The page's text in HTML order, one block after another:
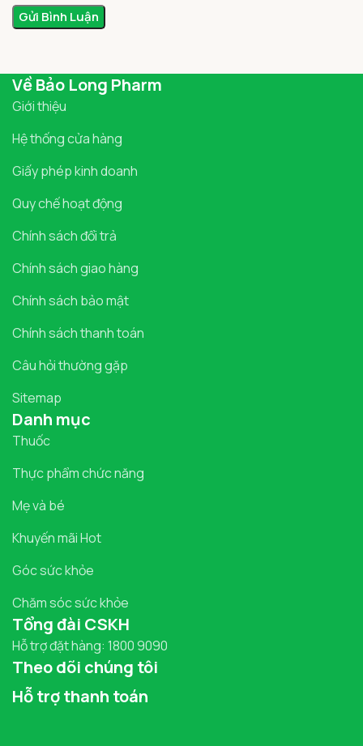
Về Bảo Long Pharm
Giới thiệu
Hệ thống cửa hàng
Giấy phép kinh doanh
Quy chế hoạt động
Chính sách đổi trả
Chính sách giao hàng
Chính sách bảo mật
Chính sách thanh toán
Câu hỏi thường gặp
Sitemap
Danh mục
Thuốc
Thực phẩm chức năng
Mẹ và bé
Khuyến mãi Hot
Góc sức khỏe
Chăm sóc sức khỏe
Tổng đài CSKH
Hỗ trợ đặt hàng: 1800 9090
Theo dõi chúng tôi
Hỗ trợ thanh toán